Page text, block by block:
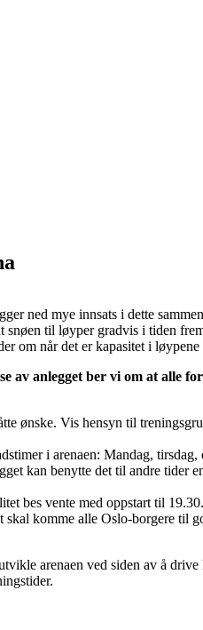
ned mye innsats i dette
til løyper gradvis i tiden
om når det er kapasitet i
av anlegget ber vi om at alle
ønske. Vis hensyn til
i arenaen: Mandag,
kan benytte det til andre tider
bes vente med oppstart til
komme alle Oslo-borgere til
arenaen ved siden av å